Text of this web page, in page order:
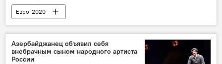
Евро-2020
Азербайджанец объявил себя
внебрачным сыном народного артиста
России